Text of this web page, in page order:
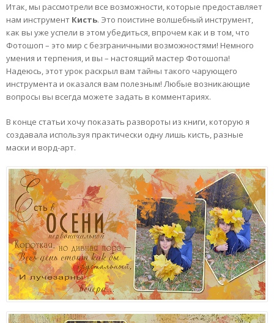
Итак, мы рассмотрели все возможности, которые предоставляет
нам инструмент Кисть. Это поистине волшебный инструмент,
как вы уже успели в этом убедиться, впрочем как и в том, что
Фотошоп – это мир с безграничными возможностями! Немного
умения и терпения, и вы – настоящий мастер Фотошопа!
Надеюсь, этот урок раскрыл вам тайны такого чарующего
инструмента и оказался вам полезным! Любые возникающие
вопросы вы всегда можете задать в комментариях.
В конце статьи хочу показать развороты из книги, которую я
создавала используя практически одну лишь кисть, разные
маски и ворд-арт.